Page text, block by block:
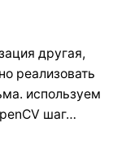
другая,
реализовать
используем
шаг…